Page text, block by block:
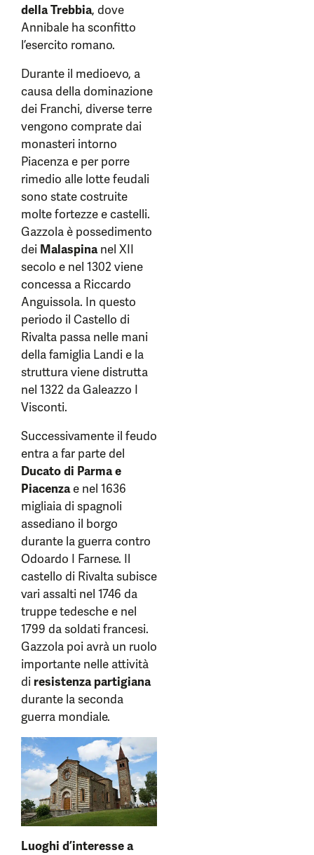
della Trebbia, dove
Annibale ha sconfitto
l’esercito romano.
Durante il medioevo, a
causa della dominazione
dei Franchi, diverse terre
vengono comprate dai
monasteri intorno
Piacenza e per porre
rimedio alle lotte feudali
sono state costruite
molte fortezze e castelli.
Gazzola è possedimento
dei Malaspinanel XII
secolo e nel 1302 viene
concessa a Riccardo
Anguissola. In questo
periodo il Castello di
Rivalta passa nelle mani
della famiglia Landi e la
struttura viene distrutta
nel 1322 da Galeazzo I
Visconti.
Successivamente il feudo
entra a far parte del
Ducato di Parma e
Piacenzae nel 1636
migliaia di spagnoli
assediano il borgo
durante la guerra contro
Odoardo I Farnese. Il
castello di Rivalta subisce
vari assalti nel 1746 da
truppe tedesche e nel
1799 da soldati francesi.
Gazzola poi avrà un ruolo
importante nelle attività
di resistenza partigiana
durante la seconda
guerra mondiale.
Luoghi d’interesse a